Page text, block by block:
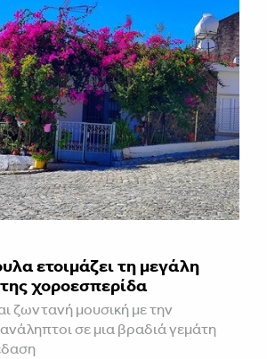
ετοιμάζει τη μεγάλη
χοροεσπερίδα
ζωντανή μουσική με την
σε μια βραδιά γεμάτη